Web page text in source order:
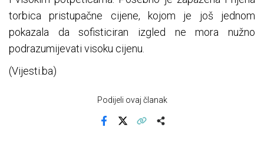
torbica pristupačne cijene, kojom je još jednom
pokazala da sofisticiran izgled ne mora nužno
podrazumijevati visoku cijenu.
(Vijesti.ba)
Podijeli ovaj članak